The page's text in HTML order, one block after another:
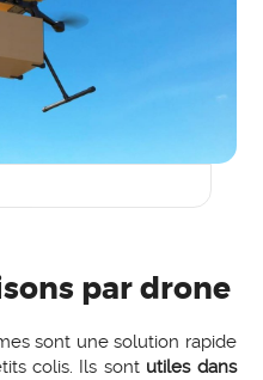
par drone
sont une solution rapide
colis. Ils sont utiles dans